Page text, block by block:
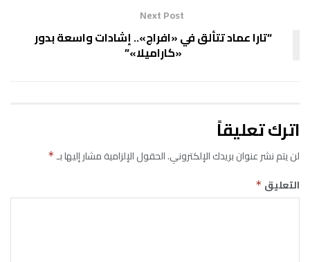
Next Post
“تارا عماد تتألق في «افراج».. إشادات واسعة بدور
«كاراميلا»”
اترك تعليقاً
لن يتم نشر عنوان بريدك الإلكتروني.الحقول الإلزامية مشار إليها بـ*
التعليق *